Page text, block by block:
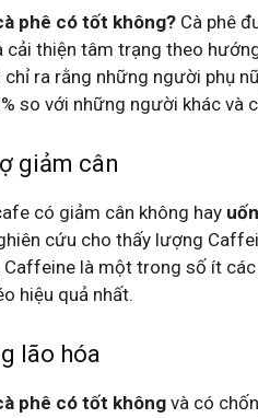
phê có tốt không? Cà phê
cải thiện tâm trạng theo
chỉ ra rằng những người phụ
so với những người khác và
giảm cân
có giảm cân không hay
cứu cho thấy lượng
Caffeine là một trong số ít
hiệu quả nhất.
lão hóa
phê có tốt không và có